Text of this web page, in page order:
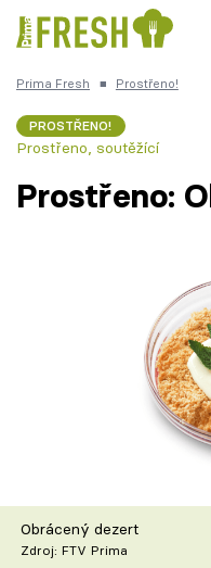
Česká kuchyně
Škola vaření
Recepty z TV
Prima Fresh ■ Prostřeno!
PROSTŘENO!
Prostřeno, soutěžící
Prostřeno:
Obrácený dezert
Zdroj: FTV Prima